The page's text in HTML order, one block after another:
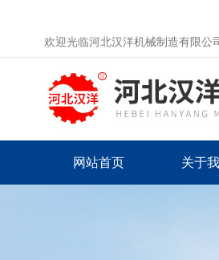
欢迎光临河北汉洋机械制造有限公
网站首页 关于